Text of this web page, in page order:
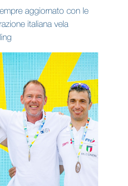
aggiornato con le
italiana vela